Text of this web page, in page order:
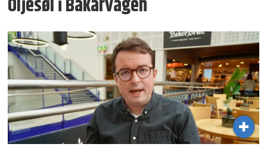
Oljesøl i Bakarvågen